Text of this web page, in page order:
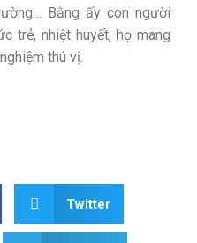
Bằng ấy con người
trẻ, nhiệt huyết, họ mang
thú vị.
Twitter